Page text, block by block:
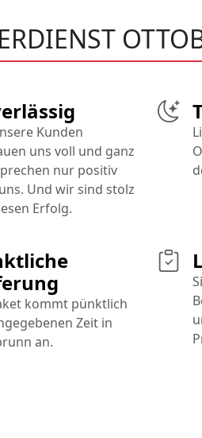
kommt pünktlich
Zeit in
an.
Kunden
uns voll und ganz
nur positiv
Und wir sind stolz
Erfolg.